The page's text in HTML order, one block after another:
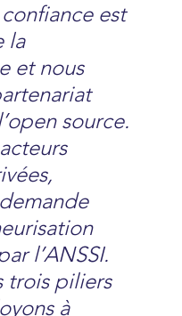
est
la
et nous
source.
l’ANSSI.
trois piliers
à